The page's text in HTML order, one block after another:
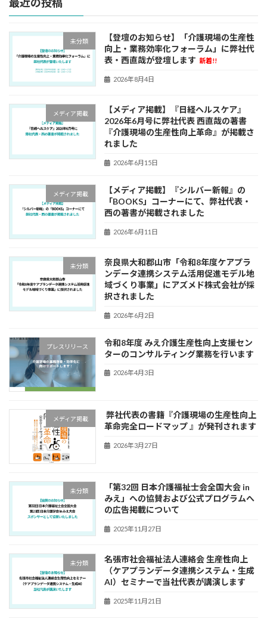
未分類
【登壇のお知らせ】「介護現場の生産性
向上・業務効率化フォーラム」に弊社代
表・西直哉が登壇します 新着!!
2026年8月4日
メディア掲載
【メディア掲載】『日経ヘルスケア』
2026年6月号に弊社代表 西直哉の著書
『介護現場の生産性向上革命』が掲載さ
れました
2026年6月15日
メディア掲載
【メディア掲載】『シルバー新報』の
「BOOKS」コーナーにて、弊社代表・
西の著書が掲載されました
2026年6月11日
未分類
奈良県大和郡山市「令和8年度ケアプラ
ンデータ連携システム活用促進モデル地
域づくり事業」にアズメド株式会社が採
択されました
2026年6月2日
プレスリリース
令和8年度 みえ介護生産性向上支援セン
ターのコンサルティング業務を行います
2026年4月3日
メディア掲載
弊社代表の書籍『介護現場の生産性向上
革命完全ロードマップ 』が発刊されます
2026年3月27日
未分類
「第32回 日本介護福祉士会全国大会 in
みえ」への協賛および公式プログラムへ
の広告掲載について
2025年11月27日
未分類
名張市社会福祉法人連絡会 生産性向上
（ケアプランデータ連携システム・生成
AI）セミナーで当社代表が講演します
2025年11月21日